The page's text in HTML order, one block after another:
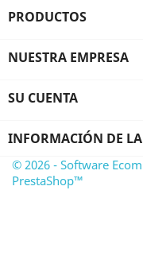
PRODUCTOS
NUESTRA EMPRESA
SU CUENTA
INFORMACIÓN DE
© 2026 - Software
PrestaShop™